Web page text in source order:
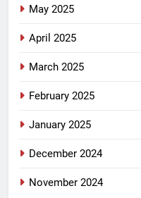
May 2025
April 2025
March 2025
February 2025
January 2025
December 2024
November 2024